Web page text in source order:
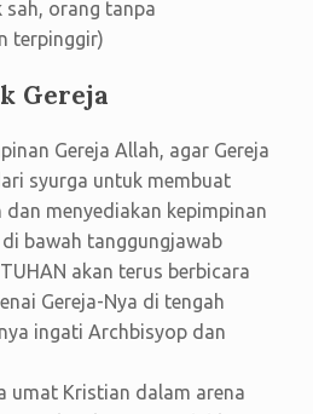
sah, orang tanpa
terpinggir)
Gereja
Gereja Allah, agar Gereja
syurga untuk membuat
dan menyediakan kepimpinan
bawah tanggungjawab
akan terus berbicara
Gereja-Nya di tengah
ingati Archbisyop dan
umat Kristian dalam arena